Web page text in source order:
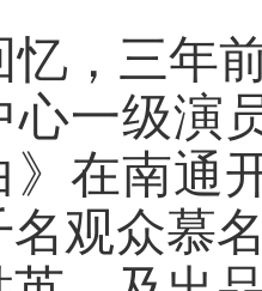
忆，三年
心一级演
》在南
名观众慕